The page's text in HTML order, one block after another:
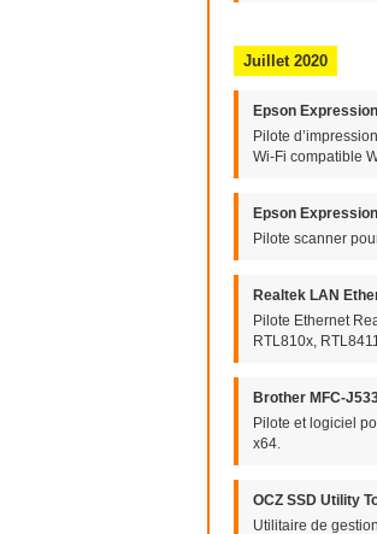
Juillet 2020
Epson
Pilote
Wi-Fi compatible
Epson
Pilote scanner
Realtek LAN
Pilote Ethernet
RTL810x,
Brother MFC-
Pilote et logiciel
x64.
OCZ SSD Utility
Utilitaire de